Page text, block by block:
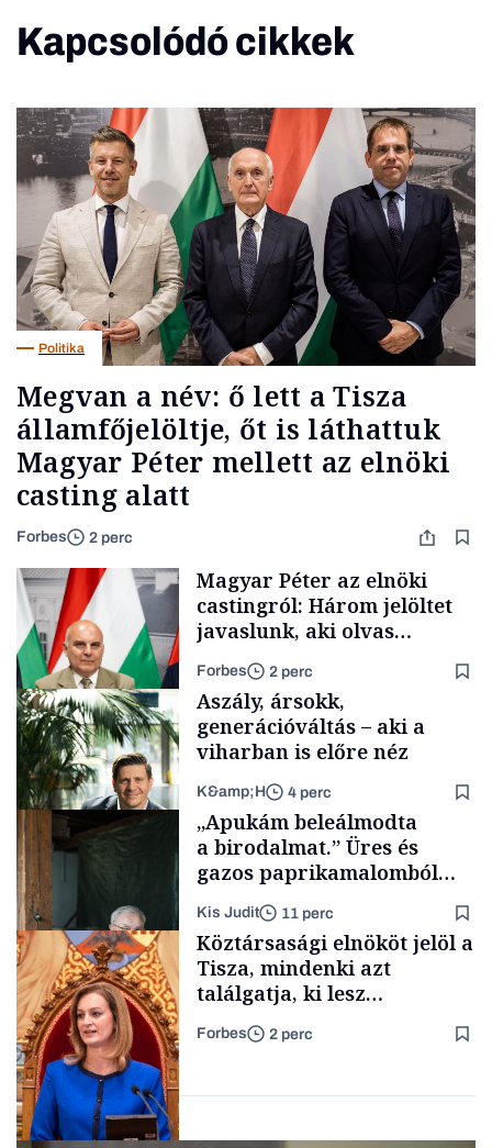
Kapcsolódó cikkek
Politika
Megvan a név: ő lett a Tisza
államfőjelöltje, őt is láthattuk
Magyar Péter mellett az elnöki
casting alatt
Forbes 2 perc
Politika
Magyar Péter az elnöki
castingról: Három jelöltet
javaslunk, aki olvas
híreket, nem fog
meglepődni
Forbes 2 perc
TÁMOGATÓI
TARTALOM
Aszály, ársokk,
generációváltás – aki a
viharban is előre néz
K&amp;H 4 perc
Családi
vállalkozások
„Apukám beleálmodta
a birodalmat.” Üres és
gazos paprikamalomból
lett az igazi családi
fűszersztori
Kis Judit 11 perc
Köztársasági elnököt jelöl a
Tisza, mindenki azt
találgatja, ki lesz
szombaton a befutó –
soroljuk az eddig felmerült
Forbes 2 perc